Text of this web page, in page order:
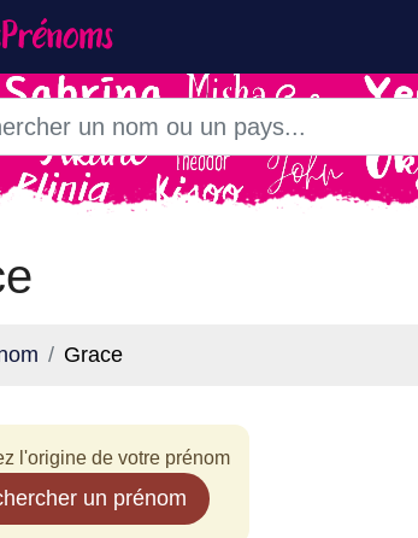
Grace
l'origine de votre prénom
un prénom